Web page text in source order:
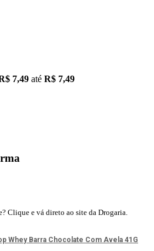
7,49 até R$ 7,49
Clique e vá direto ao site da Drogaria.
Whey Barra Chocolate Com Avela 41G